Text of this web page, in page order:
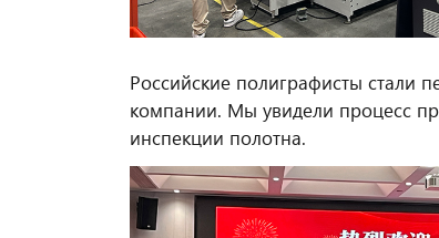
Российские полиграфисты стали
компании. Мы увидели процесс
инспекции полотна.